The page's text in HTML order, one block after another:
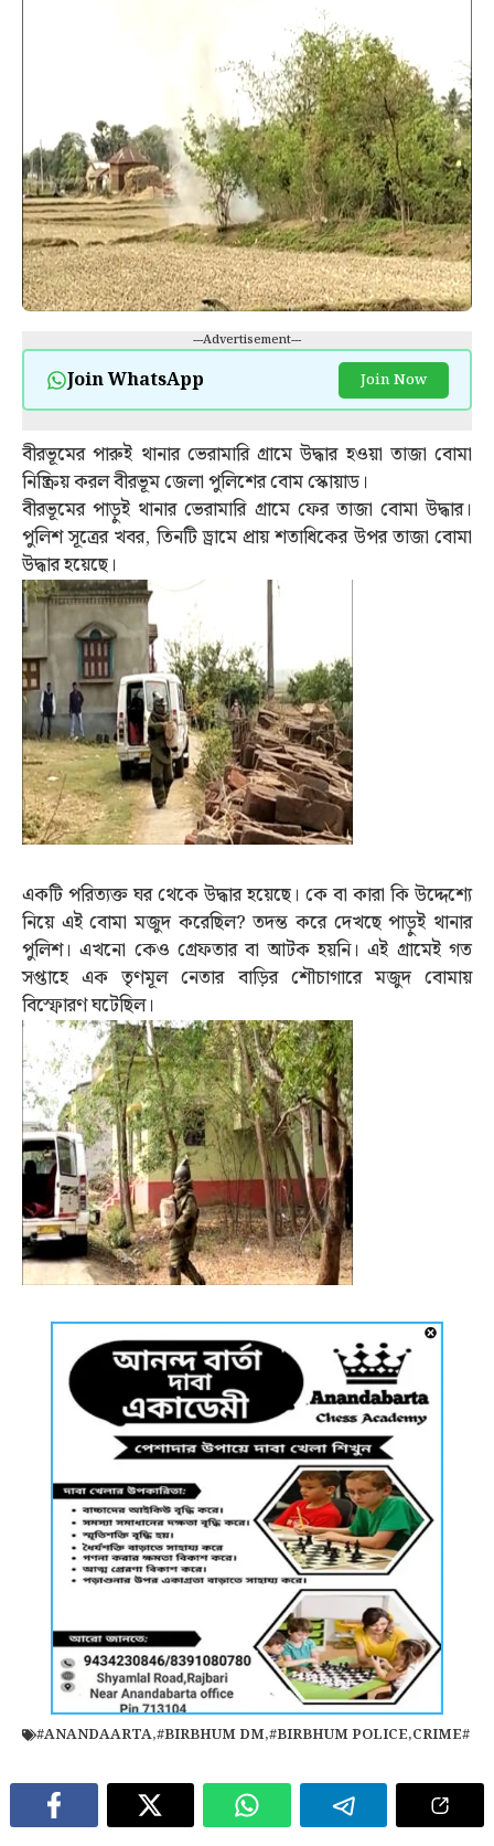
---Advertisement---
Join WhatsApp Join Now
বীরভূমের পারুই থানার ভেরামারি গ্রামে উদ্ধার হওয়া তাজা বোমা
নিষ্ক্রিয় করল বীরভূম জেলা পুলিশের বোম স্কোয়াড।
বীরভূমের পাড়ুই থানার ভেরামারি গ্রামে ফের তাজা বোমা উদ্ধার।
পুলিশ সূত্রের খবর, তিনটি ড্রামে প্রায় শতাধিকের উপর তাজা বোমা
উদ্ধার হয়েছে।
একটি পরিত্যক্ত ঘর থেকে উদ্ধার হয়েছে। কে বা কারা কি উদ্দেশ্যে
নিয়ে এই বোমা মজুদ করেছিল? তদন্ত করে দেখছে পাড়ুই থানার
পুলিশ। এখনো কেও গ্রেফতার বা আটক হয়নি। এই গ্রামেই গত
সপ্তাহে এক তৃণমূল নেতার বাড়ির শৌচাগারে মজুদ বোমায়
বিস্ফোরণ ঘটেছিল।
#ANANDAARTA,#BIRBHUM DM,#BIRBHUM POLICE,CRIME#